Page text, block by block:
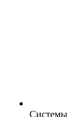
Системы